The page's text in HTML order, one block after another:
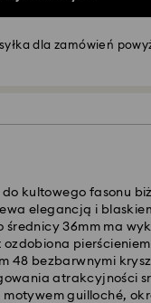
dla zamówień
kultowego fasonu
elegancją i
średnicy 36mm ma
ozdobiona
48 bezbarwnymi
atrakcyjności
guilloché,